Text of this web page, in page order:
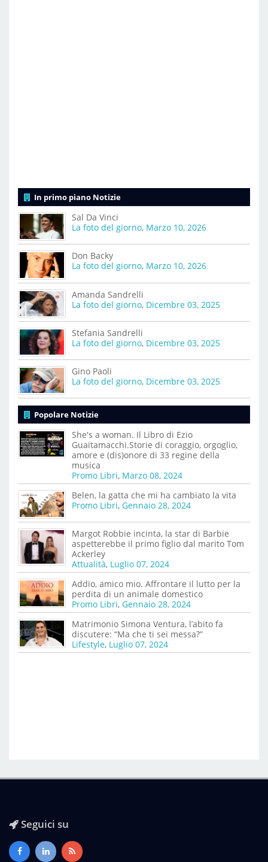
In primo piano Notizie
Sal Da Vinci
La foto del giorno, Marzo 10, 2026
Don Backy
La foto del giorno, Marzo 10, 2026
Amanda Sandrelli
La foto del giorno, Dicembre 03, 2025
Stefania Sandrelli
La foto del giorno, Dicembre 03, 2025
Gino Paoli
La foto del giorno, Dicembre 03, 2025
Popolare Notizie
She's a woman. Il Libro di Ezio
Guaitamacchi.Storie di coraggio, orgoglio,
amore e (dis)onore di 33 regine della
musica
Promo Libri, Marzo 08, 2024
Belen, la gatta che mi ha cambiato la vita
Promo Libri, Gennaio 28, 2024
Margot Robbie incinta, la star di Barbie
aspetterebbe il primo figlio dal marito Tom
Ackerley
Attualità, Luglio 07, 2024
Addio, amico mio. Affrontare il lutto per la
perdita di un animale domestico
Promo Libri, Gennaio 28, 2024
Matrimonio Simona Ventura, l’abito fa
discutere: “Ma che ti sei messa?”
Lifestyle, Luglio 07, 2024
Seguici su